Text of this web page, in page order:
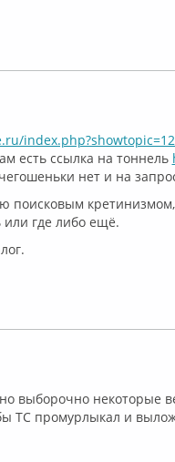
есть ссылка на тоннель
нет и на
поисковым
или где либо ещё.
но выборочно некоторые
ТС промурлыкал и